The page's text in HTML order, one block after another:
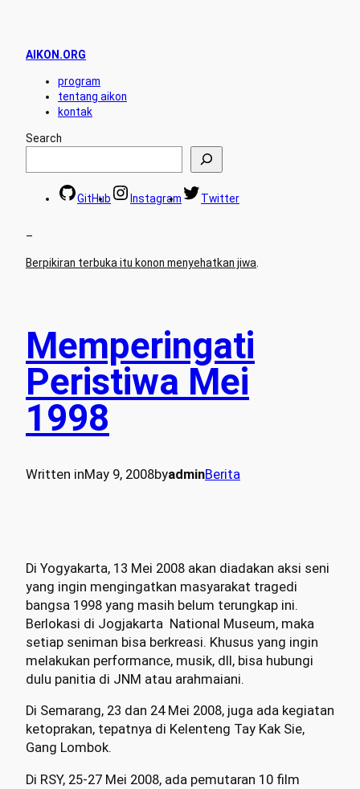
AIKON.ORG
program
tentang aikon
kontak
Search
GitHub Instagram Twitter
–
Berpikiran terbuka itu konon menyehatkan jiwa
Memperingati
Peristiwa Mei
1998
Written inMay 9, 2008byadminBerita
Di Yogyakarta, 13 Mei 2008 akan diadakan aksi seni
yang ingin mengingatkan masyarakat tragedi
bangsa 1998 yang masih belum terungkap ini.
Berlokasi di Jogjakarta National Museum, maka
setiap seniman bisa berkreasi. Khusus yang ingin
melakukan performance, musik, dll, bisa hubungi
dulu panitia di JNM atau arahmaiani.
Di Semarang, 23 dan 24 Mei 2008, juga ada kegiatan
ketoprakan, tepatnya di Kelenteng Tay Kak Sie,
Gang Lombok.
Di RSY, 25-27 Mei 2008, ada pemutaran 10 film